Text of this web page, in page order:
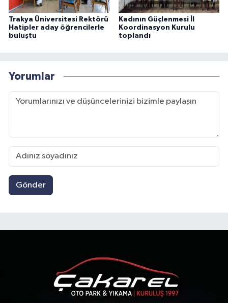
Trakya Üniversitesi Rektörü
Hatipler aday öğrencilerle
buluştu
Kadının Güçlenmesi İl
Koordinasyon Kurulu
toplandı
Yorumlar
Gönder